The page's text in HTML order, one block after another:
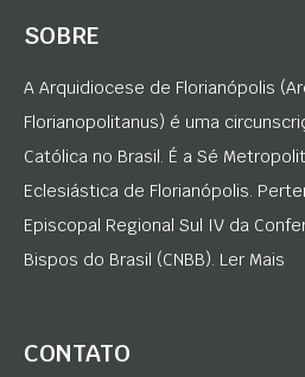
SOBRE
A Arquidiocese de Florianópolis
Florianopolitanus) é uma
Católica no Brasil. É a Sé
Eclesiástica de Florianópolis.
Episcopal Regional Sul IV da
Bispos do Brasil (CNBB). Ler Mais
CONTATO